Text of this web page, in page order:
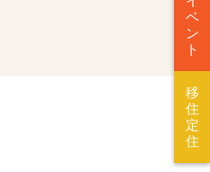
ベ
ン
ト
移
住
定
住